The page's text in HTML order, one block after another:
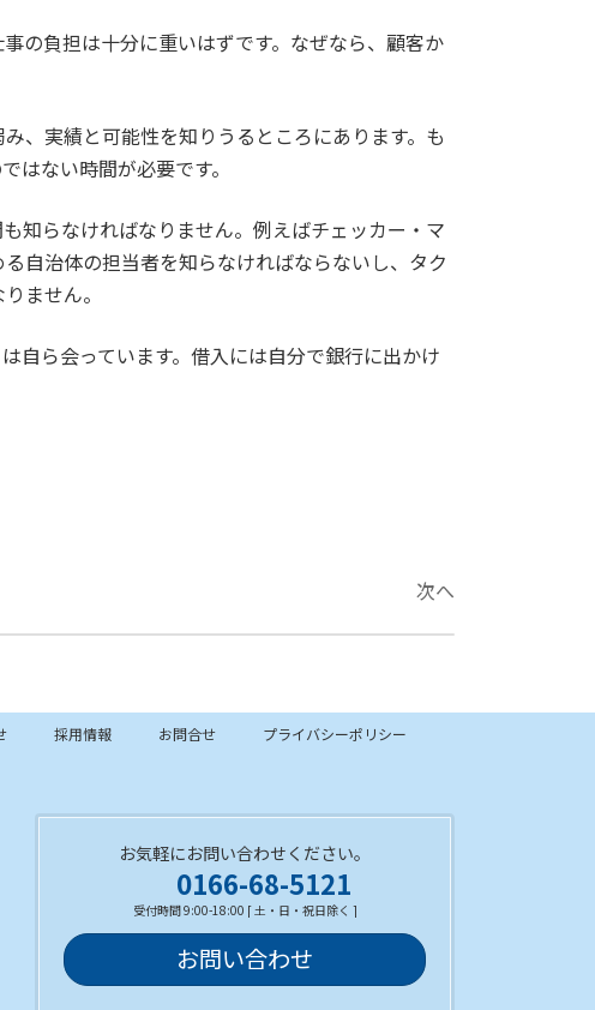
の負担は十分に重いはずです。なぜなら、顧客か
、実績と可能性を知りうるところにあります。も
はない時間が必要です。
知らなければなりません。例えばチェッカー・マ
自治体の担当者を知らなければならないし、タク
ません。
自ら会っています。借入には自分で銀行に出かけ
次へ
採用情報 お問合せ プライバシーポリシー
お気軽にお問い合わせください。
0166-68-5121
受付時間 9:00-18:00 [ 土・日・祝日除く ]
お問い合わせ